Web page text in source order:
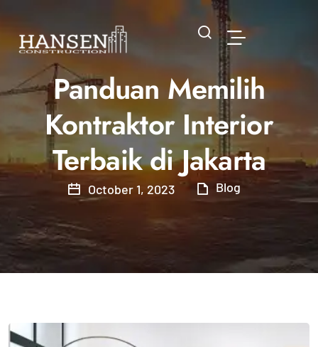
Panduan Memilih
Kontraktor Interior
Terbaik di Jakarta
October 1, 2023 Blog